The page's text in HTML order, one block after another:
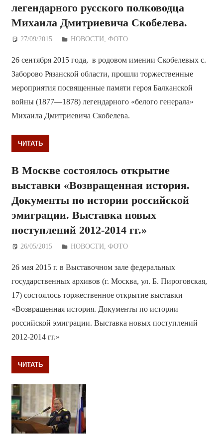
легендарного русского полководца
Михаила Дмитриевича Скобелева.
27/09/2015 Дежурный по Редакции
НОВОСТИ ,ФОТО
26 сентября 2015 года, в родовом имении Скобелевых с.
Заборово Рязанской области, прошли торжественные
мероприятия посвященные памяти героя Балканской
войны (1877—1878) легендарного «белого генерала»
Михаила Дмитриевича Скобелева.
ЧИТАТЬ
В Москве состоялось открытие
выставки «Возвращенная история.
Документы по истории российской
эмиграции. Выставка новых
поступлений 2012-2014 гг.»
26/05/2015 Дежурный по Редакции
НОВОСТИ ,ФОТО
26 мая 2015 г. в Выставочном зале федеральных
государственных архивов (г. Москва, ул. Б. Пироговская,
17) состоялось торжественное открытие выставки
«Возвращенная история. Документы по истории
российской эмиграции. Выставка новых поступлений
2012-2014 гг.»
ЧИТАТЬ